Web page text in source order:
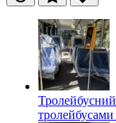
ОстанніПопулярні
Теги